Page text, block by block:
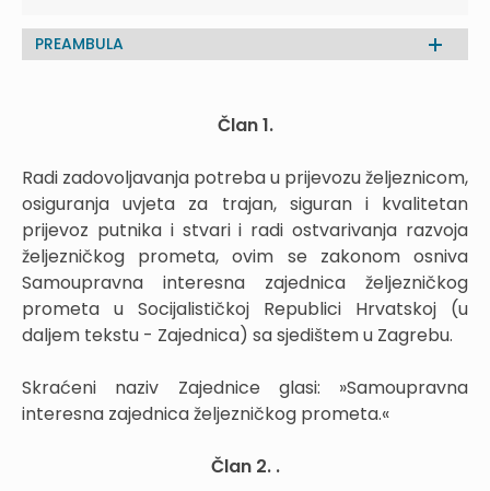
PREAMBULA
Član 1.
Radi zadovoljavanja potreba u prijevozu željeznicom,
osiguranja uvjeta za trajan, siguran i kvalitetan
prijevoz putnika i stvari i radi ostvarivanja razvoja
željezničkog prometa, ovim se zakonom osniva
Samoupravna interesna zajednica željezničkog
prometa u Socijalističkoj Republici Hrvatskoj (u
daljem tekstu - Zajednica) sa sjedištem u Zagrebu.
Skraćeni naziv Zajednice glasi: »Samoupravna
interesna zajednica željezničkog prometa.«
Član 2. .